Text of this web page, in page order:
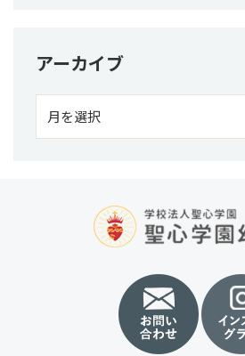
アーカイブ